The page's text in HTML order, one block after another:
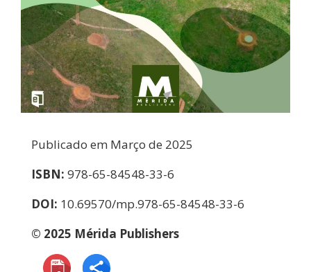
Publicado em Março de 2025
ISBN: 978-65-84548-33-6
DOI: 10.69570/mp.978-65-84548-33-6
© 2025 Mérida Publishers